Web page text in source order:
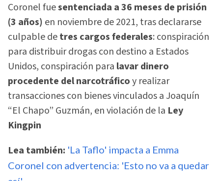
Coronel fuesentenciada a 36 meses de prisión
(3 años) en noviembre de 2021, tras declararse
culpable detres cargos federales: conspiración
para distribuir drogas con destino a Estados
Unidos, conspiración para lavar dinero
procedente del narcotráficoy realizar
transacciones con bienes vinculados a Joaquín
“El Chapo” Guzmán, en violación de la Ley
Kingpin
Lea también: 'La Taflo' impacta a Emma
Coronel con advertencia: 'Esto no va a quedar